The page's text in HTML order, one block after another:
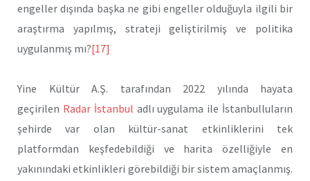
engeller dışında başka ne gibi engeller olduğuyla ilgili bir
araştırma yapılmış, strateji geliştirilmiş ve politika
uygulanmış mı?[17]
Yine Kültür A.Ş. tarafından 2022 yılında hayata
geçirilen Radar İstanbul adlı uygulama ile İstanbulluların
şehirde var olan kültür-sanat etkinliklerini tek
platformdan keşfedebildiği ve harita özelliğiyle en
yakınındaki etkinlikleri görebildiği bir sistem amaçlanmış.